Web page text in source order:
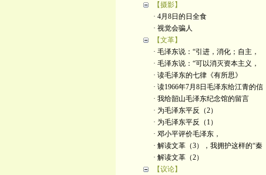
【摄影】
· 4月8日的日全食
· 视觉会骗人
【文革】
· 毛泽东说：“引进，消化；自主，
· 毛泽东说：“可以消灭资本主义，
· 读毛泽东的七律《有所思》
· 读1966年7月8日毛泽东给江青的信
· 我给韶山毛泽东纪念馆的留言
· 为毛泽东平反（2）
· 为毛泽东平反（1）
· 邓小平评价毛泽东，
· 解读文革（3），我拥护这样的“秦
· 解读文革（2）
【议论】